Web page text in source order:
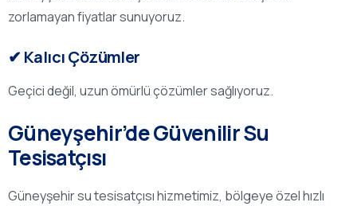
zorlamayan fiyatlar sunuyoruz.
✔ Kalıcı Çözümler
Geçici değil, uzun ömürlü çözümler sağlıyoruz.
Güneyşehir’de Güvenilir Su
Tesisatçısı
Güneyşehir su tesisatçısı hizmetimiz, bölgeye özel hızlı